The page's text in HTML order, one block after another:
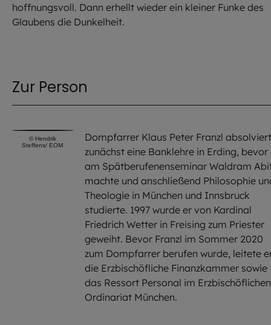
hoffnungsvoll. Dann erhellt wieder ein kleiner Funke des
Glaubens die Dunkelheit.
Zur Person
© Hendrik
Steffens/ EOM
Dompfarrer Klaus Peter Franzl
zunächst eine Banklehre in Erding, bevor
am Spätberufenenseminar Waldram
machte und anschließend Philosophie
Theologie in München und Innsbruck
studierte. 1997 wurde er von Kardinal
Friedrich Wetter in Freising zum Priester
geweiht. Bevor Franzl im Sommer 2020
zum Dompfarrer berufen wurde, leitete
die Erzbischöfliche Finanzkammer sowie
das Ressort Personal im Erzbischöflichen
Ordinariat München.